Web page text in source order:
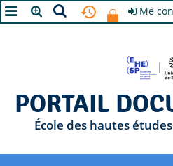
Me
PORTAIL
École des hautes